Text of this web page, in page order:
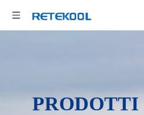
PRODOTTI